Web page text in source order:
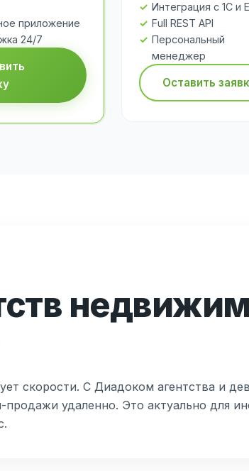
приложение
24/7
Интеграция с 1С и
Full REST API
Персональный
менеджер
Оставить
скорости. С Диадоком агентства и
удаленно. Это актуально для